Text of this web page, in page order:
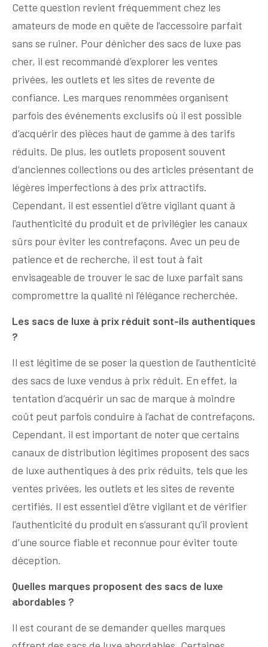
Cette question revient fréquemment chez les
amateurs de mode en quête de l’accessoire parfait
sans se ruiner. Pour dénicher des sacs de luxe pas
cher, il est recommandé d’explorer les ventes
privées, les outlets et les sites de revente de
confiance. Les marques renommées organisent
parfois des événements exclusifs où il est possible
d’acquérir des pièces haut de gamme à des tarifs
réduits. De plus, les outlets proposent souvent
d’anciennes collections ou des articles présentant de
légères imperfections à des prix attractifs.
Cependant, il est essentiel d’être vigilant quant à
l’authenticité du produit et de privilégier les canaux
sûrs pour éviter les contrefaçons. Avec un peu de
patience et de recherche, il est tout à fait
envisageable de trouver le sac de luxe parfait sans
compromettre la qualité ni l’élégance recherchée.
Les sacs de luxe à prix réduit sont-ils authentiques
?
Il est légitime de se poser la question de l’authenticité
des sacs de luxe vendus à prix réduit. En effet, la
tentation d’acquérir un sac de marque à moindre
coût peut parfois conduire à l’achat de contrefaçons.
Cependant, il est important de noter que certains
canaux de distribution légitimes proposent des sacs
de luxe authentiques à des prix réduits, tels que les
ventes privées, les outlets et les sites de revente
certifiés. Il est essentiel d’être vigilant et de vérifier
l’authenticité du produit en s’assurant qu’il provient
d’une source fiable et reconnue pour éviter toute
déception.
Quelles marques proposent des sacs de luxe
abordables ?
Il est courant de se demander quelles marques